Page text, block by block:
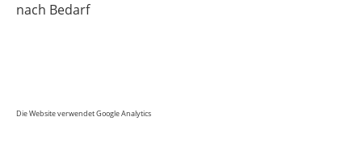
nach Bedarf
Die Website verwendet Google Analytics